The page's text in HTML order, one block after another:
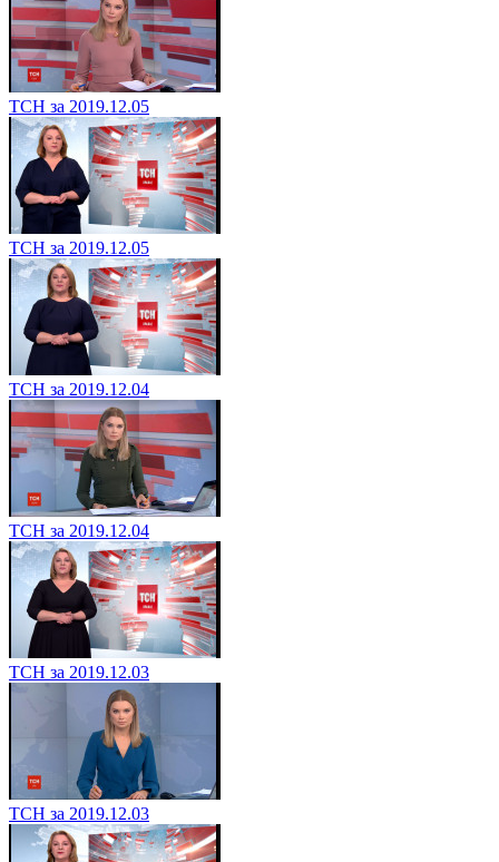
ТСН за 2019.12.05
ТСН за 2019.12.05
ТСН за 2019.12.04
ТСН за 2019.12.04
ТСН за 2019.12.03
ТСН за 2019.12.03